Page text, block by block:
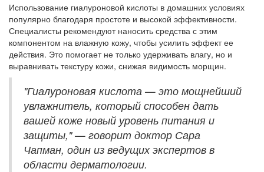
Использование гиалуроновой кислоты в домашних условиях
популярно благодаря простоте и высокой эффективности.
Специалисты рекомендуют наносить средства с этим
компонентом на влажную кожу, чтобы усилить эффект ее
действия. Это помогает не только удерживать влагу, но и
выравнивать текстуру кожи, снижая видимость морщин.
"Гиалуроновая кислота — это мощнейший
увлажнитель, который способен дать
вашей коже новый уровень питания и
защиты," — говорит доктор Сара
Чапман, один из ведущих экспертов в
области дерматологии.